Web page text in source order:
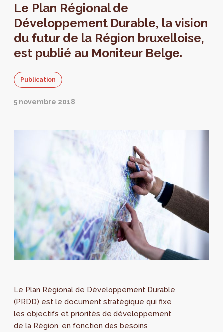
Le Plan Régional de
Développement Durable, la vision
du futur de la Région bruxelloise,
est publié au Moniteur Belge.
Publication
5 novembre 2018
Le Plan Régional de Développement Durable
(PRDD) est le document stratégique qui fixe
les objectifs et priorités de développement
de la Région, en fonction des besoins